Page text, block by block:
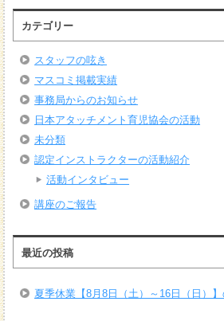
カテゴリー
スタッフの呟き
マスコミ掲載実績
事務局からのお知らせ
日本アタッチメント育児協会の活動
未分類
認定インストラクターの活動紹介
活動インタビュー
講座のご報告
最近の投稿
夏季休業【8月8日（土）～16日（日）